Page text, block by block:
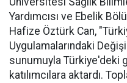
Yardımcısı ve Ebelik
Hafize Öztürk Can,
Uygulamalarındaki
sunumuyla Türkiye'deki
katılımcılara aktardı.